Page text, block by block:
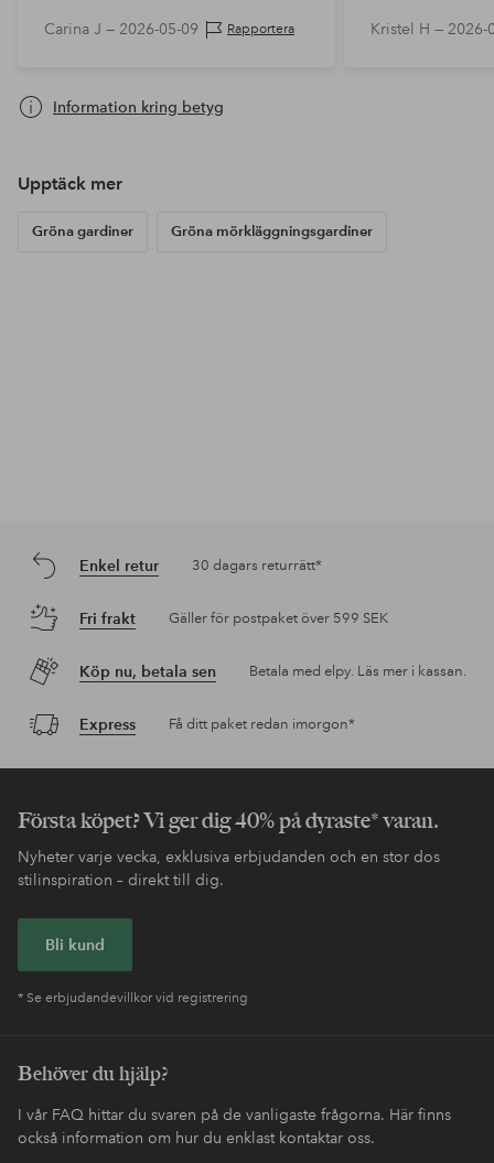
Carina J — 2026-05-09 Rapportera Kristel H — 2026-
Information kring betyg
Upptäck mer
Gröna gardiner Gröna mörkläggningsgardiner
Enkel retur 30 dagars returrätt*
Fri frakt Gäller för postpaket över 599 SEK
Köp nu, betala sen Betala med elpy. Läs mer i kassan.
Express Få ditt paket redan imorgon*
Första köpet? Vi ger dig 40% på dyraste* varan.
Nyheter varje vecka, exklusiva erbjudanden och en stor dos
stilinspiration – direkt till dig.
Bli kund
* Se erbjudandevillkor vid registrering
Behöver du hjälp?
I vår FAQ hittar du svaren på de vanligaste frågorna. Här finns
också information om hur du enklast kontaktar oss.